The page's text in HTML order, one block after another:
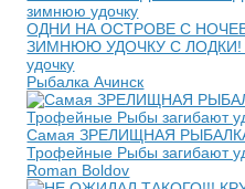
ОДНИ НА ОСТРОВЕ С
ЗИМНЮЮ УДОЧКУ С ЛОДКИ!
удочку
Рыбалка Ачинск
Самая ЗРЕЛИЩНАЯ РЫБАЛКА
Трофейные Рыбы загибают
Roman Boldov